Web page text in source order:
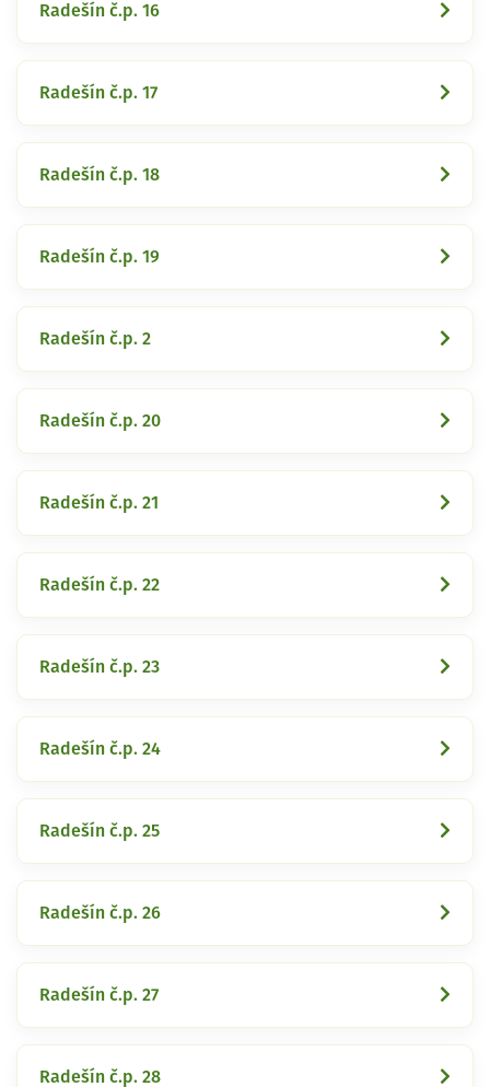
Radešín č.p. 16
Radešín č.p. 17
Radešín č.p. 18
Radešín č.p. 19
Radešín č.p. 2
Radešín č.p. 20
Radešín č.p. 21
Radešín č.p. 22
Radešín č.p. 23
Radešín č.p. 24
Radešín č.p. 25
Radešín č.p. 26
Radešín č.p. 27
Radešín č.p. 28